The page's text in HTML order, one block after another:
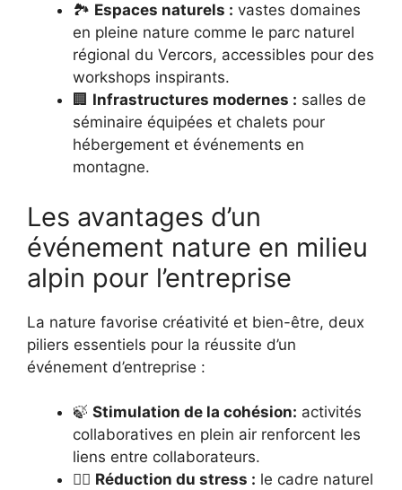
🏞️ Espaces naturels : vastes domaines
en pleine nature comme le parc naturel
régional du Vercors, accessibles pour des
workshops inspirants.
🏢 Infrastructures modernes : salles de
séminaire équipées et chalets pour
hébergement et événements en
montagne.
Les avantages d’un
événement nature en milieu
alpin pour l’entreprise
La nature favorise créativité et bien-être, deux
piliers essentiels pour la réussite d’un
événement d’entreprise :
🍃 Stimulation de la cohésion: activités
collaboratives en plein air renforcent les
liens entre collaborateurs.
🧘‍♂️ Réduction du stress : le cadre naturel